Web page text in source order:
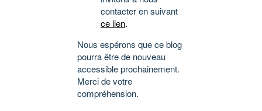
contacter en suivant
ce lien.
Nous espérons que ce blog
pourra être de nouveau
accessible prochainement.
Merci de votre
compréhension.